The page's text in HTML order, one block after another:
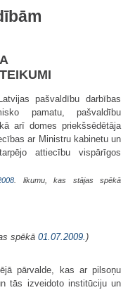
pašvaldību darbības
pamatu, pašvaldību
arī domes priekšsēdētāja
ar Ministru kabinetu un
attiecību vispārīgos
. likumu, kas stājas spēkā
spēkā 01.07.2009. )
pārvalde, kas ar pilsoņu
tās izveidoto institūciju un